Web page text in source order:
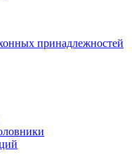
принадлежностей